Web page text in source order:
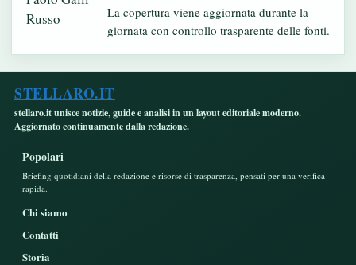
La copertura viene aggiornata durante la
giornata con controllo trasparente delle fonti.
STELLARO.IT
stellaro.it unisce notizie, guide e analisi in un layout editoriale moderno.
Aggiornato continuamente dalla redazione.
Popolari
Briefing quotidiani della redazione e risorse di trasparenza, pensati per una verifica
rapida.
Chi siamo
Contatti
Storia